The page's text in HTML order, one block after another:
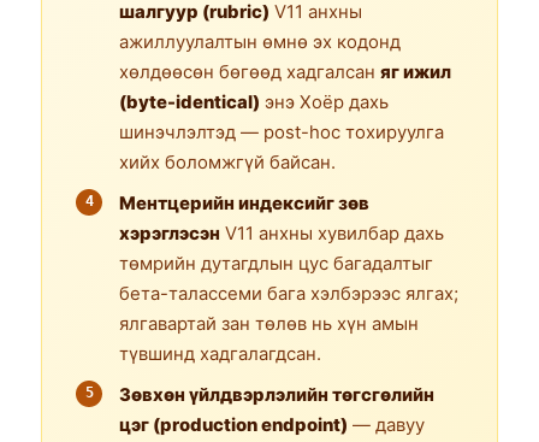
шалгуур (rubric) V11 анхны
ажиллуулалтын өмнө эх кодонд
хөлдөөсөн бөгөөд хадгалсан яг ижил
(byte-identical) энэ Хоёр дахь
шинэчлэлтэд — post-hoc тохируулга
хийх боломжгүй байсан.
Ментцерийн индексийг зөв
хэрэглэсэн V11 анхны хувилбар дахь
төмрийн дутагдлын цус багадалтыг
бета-талассеми бага хэлбэрээс ялгах;
ялгавартай зан төлөв нь хүн амын
түвшинд хадгалагдсан.
Зөвхөн үйлдвэрлэлийн төгсгөлийн
цэг (production endpoint) — давуу